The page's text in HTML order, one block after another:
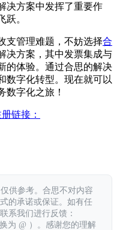
决方案中发挥了重要作
跃。
支管理难题，不妨选择合
决方案，其中发票集成与
的体验。通过合思的解决
数字化转型。现在就可以
数字化之旅！
链接：
供参考。合思不对内容
的承诺或保证。如有任
系我们进行反馈：
为 @ ）。感谢您的理解